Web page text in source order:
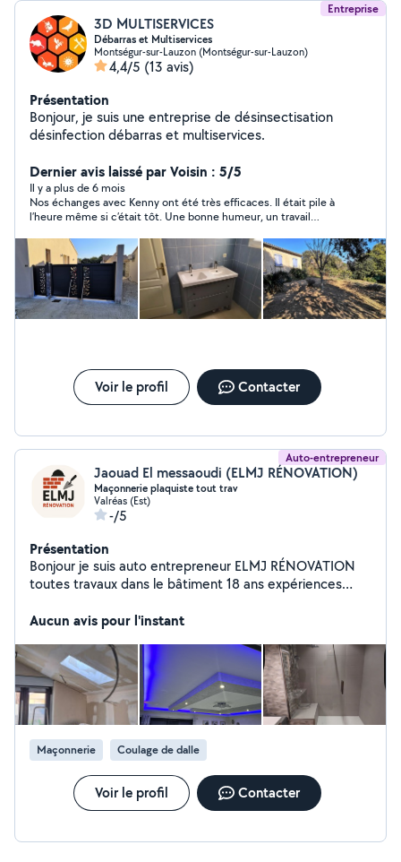
Entreprise
3D MULTISERVICES
Débarras et Multiservices
Montségur-sur-Lauzon (Montségur-sur-Lauzon)
4,4/5 (13 avis)
Présentation
Bonjour, je suis une entreprise de désinsectisation
désinfection débarras et multiservices.
Dernier avis laissé par Voisin : 5/5
Il y a plus de 6 mois
Nos échanges avec Kenny ont été très efficaces. Il était pile à
l’heure même si c’était tôt. Une bonne humeur, un travail
disponible après l’heure prévue pour nous aider à finir ! Chapeau
Kenny ! Je le recommande vraiment. Ce fut pour nous une
belle rencontre. Encore MERCI KENNY !
Voir le profil Contacter
Auto-entrepreneur
Jaouad El messaoudi (ELMJ RÉNOVATION)
Maçonnerie plaquiste tout trav
Valréas (Est)
-/5
Présentation
Bonjour je suis auto entrepreneur ELMJ RÉNOVATION
toutes travaux dans le bâtiment 18 ans expériences
thermique Calorifugeur (plomberie, peintre)
Aucun avis pour l'instant
Maçonnerie Coulage de dalle
Voir le profil Contacter